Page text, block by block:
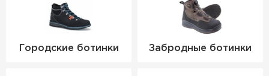
Городские ботинки Забродные ботинки